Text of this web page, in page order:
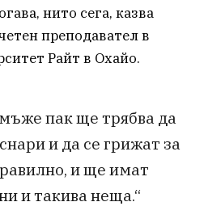
нито сега, казва
преподавател в
Райт в Охайо.
пак ще трябва да
и да се грижат за
и ще имат
и такива неща.“